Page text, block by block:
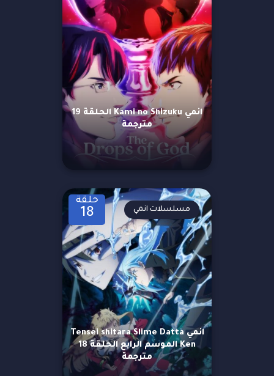
انمي Kami no Shizuku الحلقة 19
مترجمة
حلقة
18
انمي Tensei shitara Slime Datta
Ken الموسم الرابع الحلقة 18
مترجمة
مسلسلات انمي